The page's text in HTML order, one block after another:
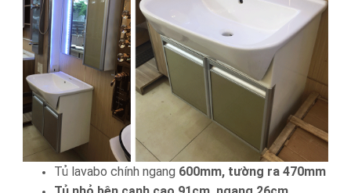
Tủ lavabo chính ngang 600mm, tường ra 470mm